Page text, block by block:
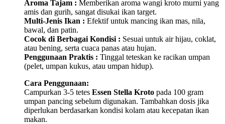
Aroma Tajam : Memberikan aroma wangi kroto murni yang
amis dan gurih, sangat disukai ikan target.
Multi-Jenis Ikan : Efektif untuk mancing ikan mas, nila,
bawal, dan patin.
Cocok di Berbagai Kondisi : Sesuai untuk air hijau, coklat,
atau bening, serta cuaca panas atau hujan.
Penggunaan Praktis : Tinggal teteskan ke racikan umpan
(pelet, umpan kukus, atau umpan hidup).
Cara Penggunaan:
Campurkan 3-5 tetes Essen Stella Kroto pada 100 gram
umpan pancing sebelum digunakan. Tambahkan dosis jika
diperlukan berdasarkan kondisi kolam atau kecepatan ikan
makan.